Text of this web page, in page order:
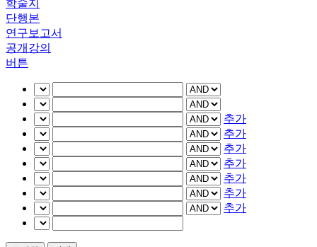
학술지
단행본
연구보고서
공개강의
버튼
추가
추가
추가
추가
추가
추가
추가